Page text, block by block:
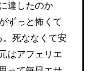
達したのか
ずっと怖くて
死ななくて安
はアフェリエ